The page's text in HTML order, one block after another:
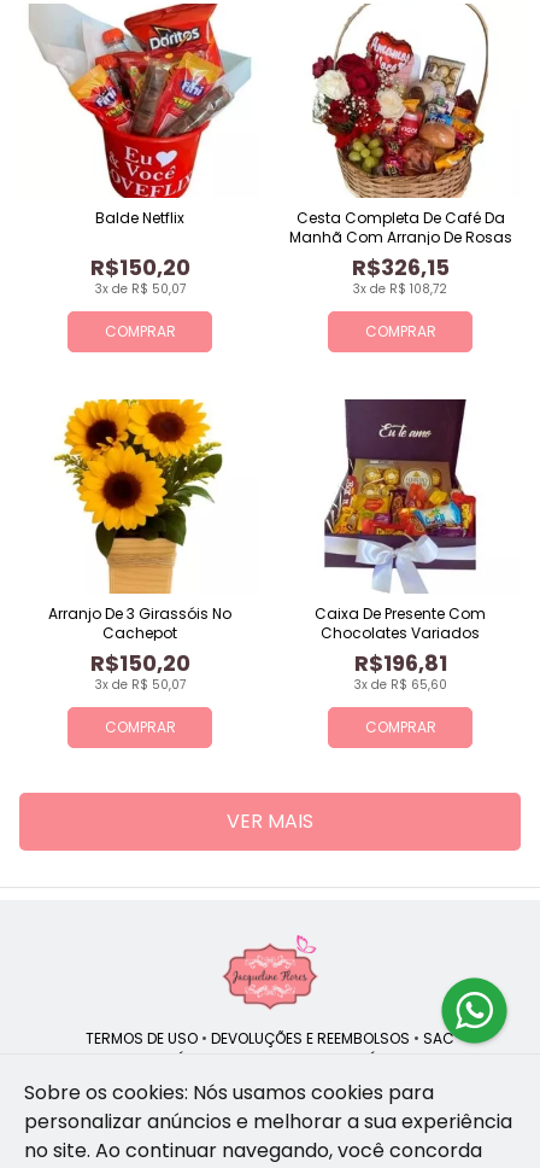
COMPRAR
3x de R$ 50,07
R$150,20
Balde Netflix
COMPRAR
3x de R$ 108,72
R$326,15
Cesta Completa De Café Da
Manhã Com Arranjo De Rosas
COMPRAR
3x de R$ 50,07
R$150,20
Arranjo De 3 Girassóis No
Cachepot
COMPRAR
3x de R$ 65,60
R$196,81
Caixa De Presente Com
Chocolates Variados
VER MAIS
TERMOS DE USO • DEVOLUÇÕES E REEMBOLSOS • SAC
POLÍTICA DE PRIVACIDADE POLÍTICA DE COOKIES
Jacqueline Flores | CNPJ: 47.335.418/0001-13
Sobre os cookies: Nós usamos cookies para
personalizar anúncios e melhorar a sua experiência
no site. Ao continuar navegando, você concorda